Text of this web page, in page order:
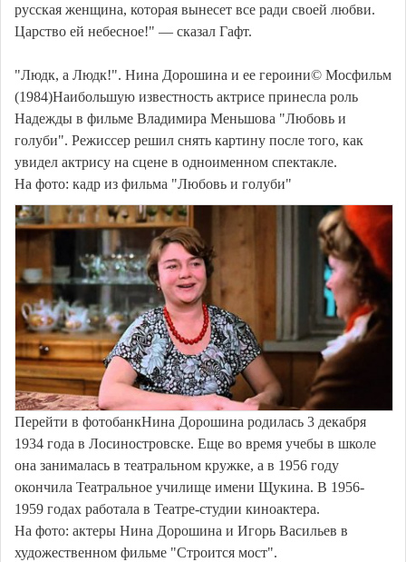
русская женщина, которая вынесет все ради своей любви.
Царство ей небесное!" — сказал Гафт.
"Людк, а Людк!". Нина Дорошина и ее героини© Мосфильм
(1984)Наибольшую известность актрисе принесла роль
Надежды в фильме Владимира Меньшова "Любовь и
голуби". Режиссер решил снять картину после того, как
увидел актрису на сцене в одноименном спектакле.
На фото: кадр из фильма "Любовь и голуби"
Перейти в фотобанкНина Дорошина родилась 3 декабря
1934 года в Лосиностровске. Еще во время учебы в школе
она занималась в театральном кружке, а в 1956 году
окончила Театральное училище имени Щукина. В 1956-
1959 годах работала в Театре-студии киноактера.
На фото: актеры Нина Дорошина и Игорь Васильев в
художественном фильме "Строится мост".